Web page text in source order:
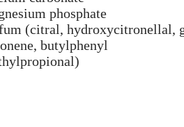
phosphate
(citral, hydroxycitronellal,
butylphenyl